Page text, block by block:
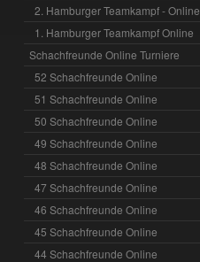
2. Hamburger Teamkampf - Online
1. Hamburger Teamkampf Online
Schachfreunde Online Turniere
52 Schachfreunde Online
51 Schachfreunde Online
50 Schachfreunde Online
49 Schachfreunde Online
48 Schachfreunde Online
47 Schachfreunde Online
46 Schachfreunde Online
45 Schachfreunde Online
44 Schachfreunde Online